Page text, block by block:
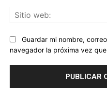
Guardar mi nombre,
navegador la próxima vez